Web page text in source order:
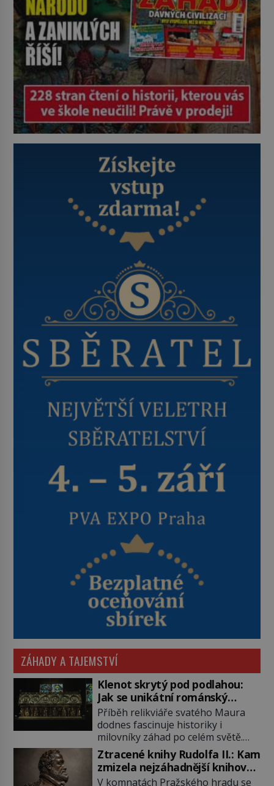
ZÁHADY A TAJEMSTVÍ
Klenot skrytý pod podlahou:
Jak se unikátní románský
poklad dostal do zapadlého
Bečova?
Příběh relikviáře svatého Maura
dodnes fascinuje historiky i
milovníky záhad po celém světě.
Tato románská zlatnická památka
ze 13. století je po českých
korunovačních klenotech druhým
Ztracené knihy Rudolfa II.: Kam
zmizela nejzáhadnější knihovna
Evropy?
V komnatách Pražského hradu se